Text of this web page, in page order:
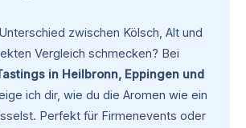
zwischen Kölsch, Alt und
Vergleich schmecken? Bei
in Heilbronn, Eppingen und
ich dir, wie du die Aromen wie ein
Perfekt für Firmenevents oder